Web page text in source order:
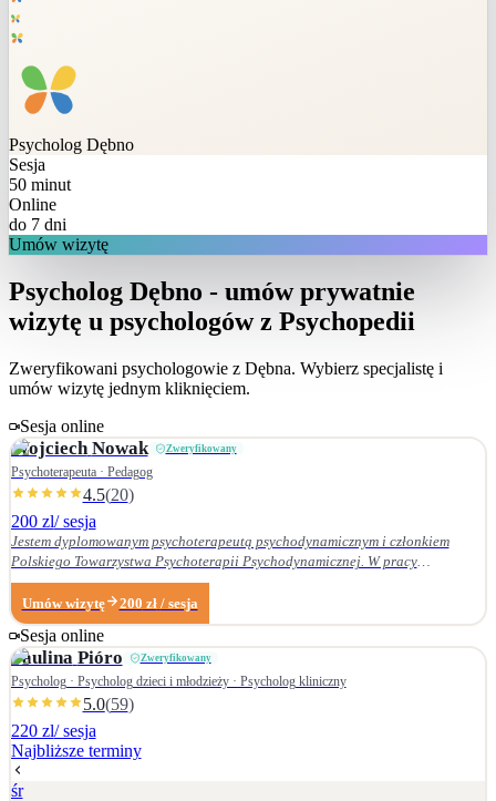
Psycholog Dębno
Sesja
50 minut
Online
do 7 dni
Umów wizytę
Psycholog Dębno - umów prywatnie
wizytę u psychologów z Psychopedii
Zweryfikowani psychologowie z Dębna. Wybierz specjalistę i
umów wizytę jednym kliknięciem.
Sesja online
Wojciech Nowak Zweryfikowany
Psychoterapeuta · Pedagog
4.5(20)
200 zl/ sesja
Jestem dyplomowanym psychoterapeutą psychodynamicznym i członkiem
Polskiego Towarzystwa Psychoterapii Psychodynamicznej. W pracy
terapeutycznej wnikliwie słucham pacjenta i podążam za jego narracją. Moje
zainteresowania zawodowe obejmują przede wszystkim: • psychoterapię
zaburzeń osobowości, • zaburzenia nerwicowe i lękowe, • problematykę relacji
małżeńskich i rodzinnych. Nie zajmuję się terapią uzależnień. Ukończyłem
Wydział Nauk Pedagogicznych Dolnośląskiej Szkoły Wyższej we Wrocławiu —
w 2007 r. studia licencjackie (pedagogika rodzinna), a w 2009 r. magisterskie
(resocjalizacja). W 2016 r. ukończyłem czteroletnie szkolenie z psychoterapii
psychodynamicznej w Krakowskim Centrum Psychodynamicznym, a w styczniu
2020 r. uzyskałem dyplom psychoterapeuty psychodynamicznego. Od
ukończenia szkoły psychoterapii regularnie uczestniczę w konferencjach
naukowych organizowanych przez Polskie Towarzystwo Psychoterapii
Umów wizytę 200 zł / sesja
Sesja online
Paulina Pióro Zweryfikowany
Psycholog · Psycholog dzieci i młodzieży · Psycholog kliniczny
5.0(59)
220 zl/ sesja
Najbliższe terminy
śr